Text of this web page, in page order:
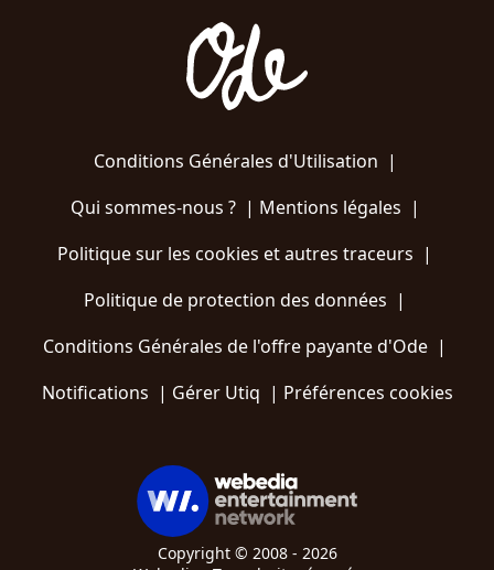
Conditions Générales d'Utilisation |
Qui sommes-nous ?| Mentions légales |
Politique sur les cookies et autres traceurs |
Politique de protection des données |
Conditions Générales de l'offre payante d'Ode |
Notifications | Gérer Utiq | Préférences cookies
Copyright © 2008 - 2026